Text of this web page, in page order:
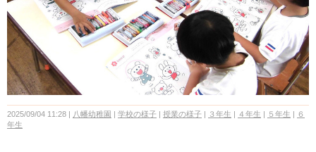
2025/09/04 11:28 八幡幼稚園 学校の様子 授業の様子 ３年生 ４年生 ５年生
６
年生